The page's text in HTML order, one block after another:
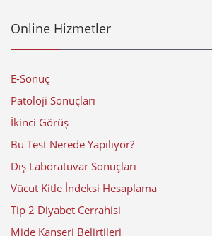
Online Hizmetler
E-Sonuç
Patoloji Sonuçları
İkinci Görüş
Bu Test Nerede Yapılıyor?
Dış Laboratuvar Sonuçları
Vücut Kitle İndeksi Hesaplama
Tip 2 Diyabet Cerrahisi
Mide Kanseri Belirtileri